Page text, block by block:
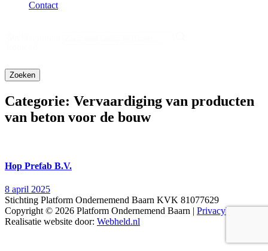
Contact
Categorie: Vervaardiging van producten
van beton voor de bouw
Hop Prefab B.V.
8 april 2025
Stichting Platform Ondernemend Baarn KVK 81077629
Copyright © 2026 Platform Ondernemend Baarn | Privacybeleid
Realisatie website door: Webheld.nl